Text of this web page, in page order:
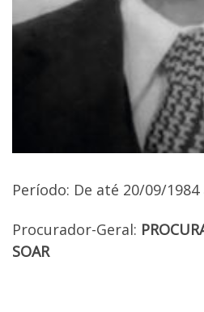
Período: De até 20/09/
Procurador-Geral:
SOAR